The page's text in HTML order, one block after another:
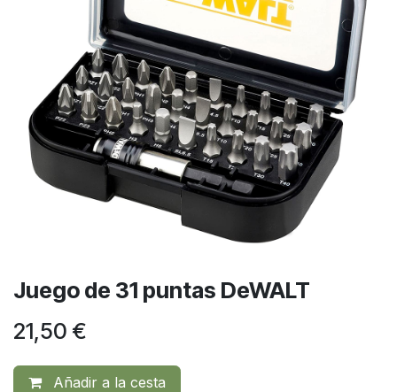
Juego de 31 puntas DeWALT
21,50 €
Añadir a la cesta